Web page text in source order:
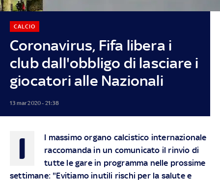
Coronavirus, Fifa libera i
club dall'obbligo di lasciare i
giocatori alle Nazionali
CALCIO
13 mar 2020 - 21:38
I
l massimo organo calcistico internazionale
raccomanda in un comunicato il rinvio di
tutte le gare in programma nelle prossime
settimane: "Evitiamo inutili rischi per la salute e